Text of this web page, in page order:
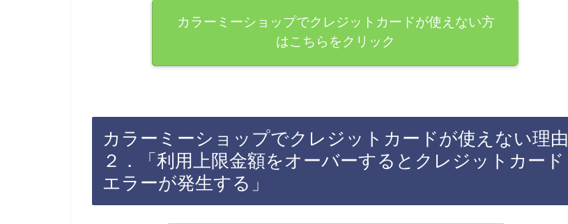
カラーミーショップでクレジットカードが使えない方
はこちらをクリック
カラーミーショップでクレジットカードが使えない理由
２．「利用上限金額をオーバーするとクレジットカード
エラーが発生する」